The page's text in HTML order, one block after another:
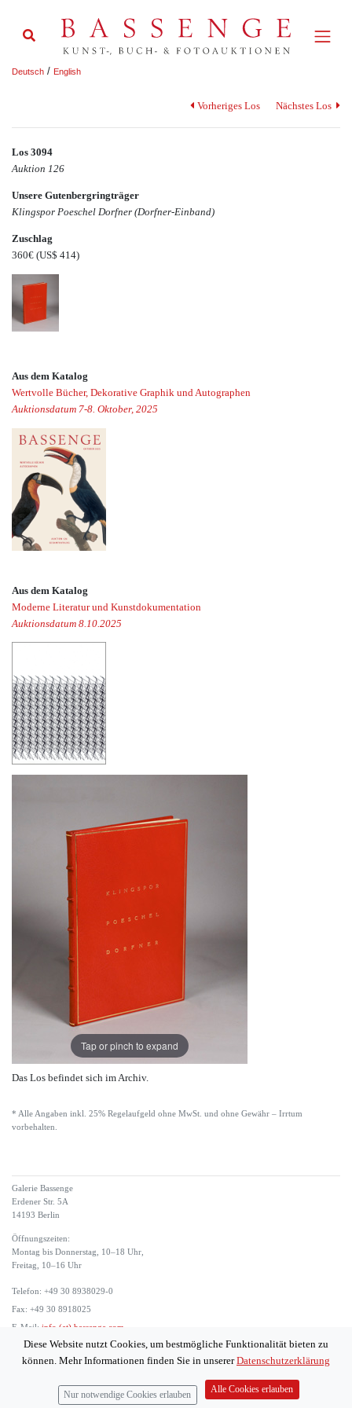
Deutsch / English
Vorheriges Los Nächstes Los
Los 3094
Auktion 126
Unsere Gutenbergringträger
Klingspor Poeschel Dorfner (Dorfner-Einband)
Zuschlag
360€ (US$ 414)
Aus dem Katalog
Wertvolle Bücher, Dekorative Graphik und Autographen
Auktionsdatum 7-8. Oktober, 2025
Aus dem Katalog
Moderne Literatur und Kunstdokumentation
Auktionsdatum 8.10.2025
Tap or pinch to expand
Das Los befindet sich im Archiv.
* Alle Angaben inkl. 25% Regelaufgeld ohne MwSt. und ohne Gewähr – Irrtum
vorbehalten.
Galerie Bassenge
Erdener Str. 5A
14193 Berlin
Öffnungszeiten:
Montag bis Donnerstag, 10–18 Uhr,
Freitag, 10–16 Uhr
Telefon: +49 30 8938029-0
Fax: +49 30 8918025
E-Mail: info (at) bassenge.com
Diese Website nutzt Cookies, um bestmögliche Funktionalität bieten zu
können. Mehr Informationen finden Sie in unsererDatenschutzerklärung
Nur notwendige Cookies erlauben
Alle Cookies erlauben